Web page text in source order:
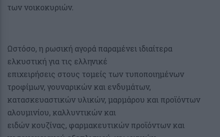
των νοικοκυριών.
Ωστόσο, η ρωσική αγορά παραμένει ιδιαίτερα
ελκυστική για τις ελληνικέ
επιχειρήσεις στους τομείς των τυποποιημένων
τροφίμων, γουναρικών και ενδυμάτων,
κατασκευαστικών υλικών, μαρμάρου και προϊόντων
αλουμινίου, καλλυντικών και
ειδών κουζίνας, φαρμακευτικών προϊόντων και